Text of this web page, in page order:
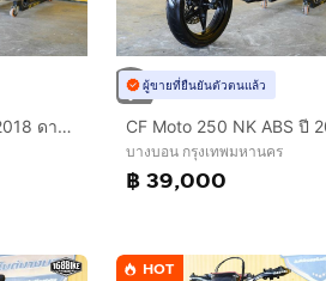
HONDA CB650F ปี 2018 ดาวห์เริ่มต้นที่ 9,000 บ.
ผู้ขายที่ยืนยันตัวตนแล้ว
CF Moto 250 NK ABS ปี
บางบอน กรุงเทพมหานคร
฿ 39,000
HOT